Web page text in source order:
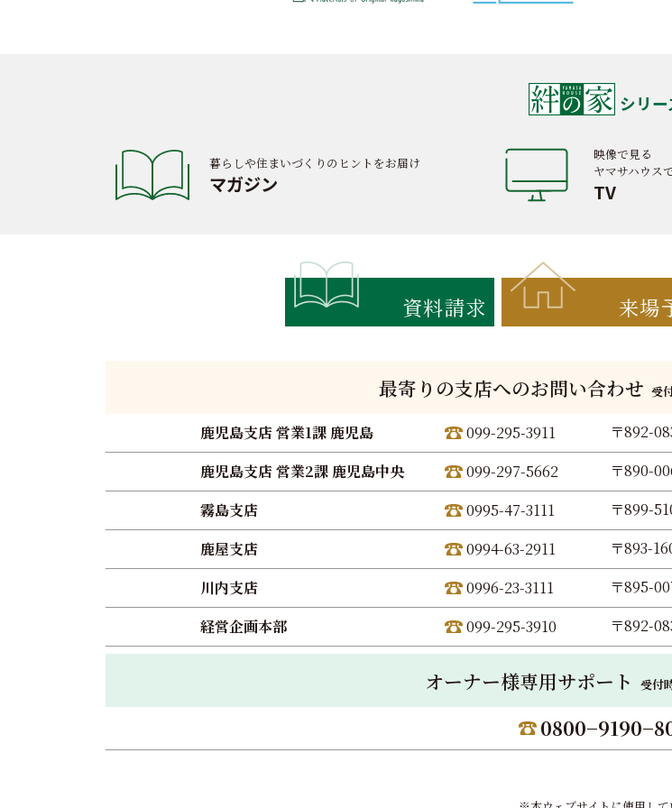
シリー
暮らしや住まいづくりのヒントをお届け
マガジン
映像で見る
ヤマサハウス
TV
資料請求 来場
最寄りの支店へのお問い合わせ 受
鹿児島支店 営業1課 鹿児島 099-295-3911 〒892-
鹿児島支店 営業2課 鹿児島中央 099-297-5662 〒890-
霧島支店 0995-47-3111 〒899-
鹿屋支店 0994-63-2911 〒893-
川内支店 0996-23-3111 〒895-
経営企画本部 099-295-3910 〒892-
オーナー様専用サポート 受付